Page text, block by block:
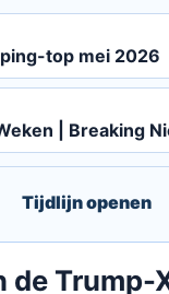
top mei 2026
| Breaking
Tijdlijn openen
de Trump-